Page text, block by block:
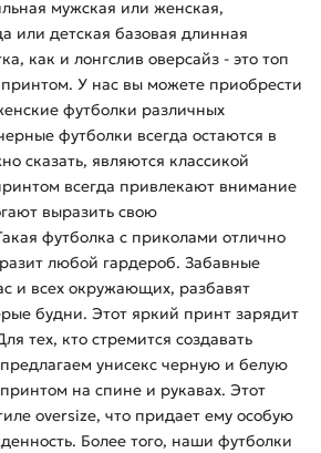
мужская или женская,
или детская базовая длинная
как и лонгслив оверсайз - это топ
У нас вы можете приобрести
футболки различных
футболки всегда остаются в
сказать, являются классикой
всегда привлекают внимание
выразить свою
футболка с приколами отлично
любой гардероб. Забавные
и всех окружающих, разбавят
будни. Этот яркий принт зарядит
тех, кто стремится создавать
унисекс черную и белую
на спине и рукавах. Этот
oversize, что придает ему особую
Более того, наши футболки